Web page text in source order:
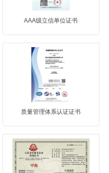
AAA级立信单位证书
质量管理体系认证证书